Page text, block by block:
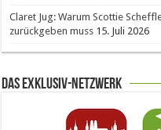
Claret Jug: Warum Scottie
zurückgeben muss 15. Juli 2026
Das Exklusiv-Netzwerk